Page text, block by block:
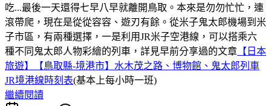
吃...最後一天還得七早八早就離開鳥取。本來是勿勿忙忙，連
滾帶爬，現在是從從容容、遊刃有餘。從米子鬼太郎機場到米
子市區，有兩種選擇，一是利用JR米子空港線，可以搭乘六
種不同鬼太郎人物彩繪的列車，詳見早前分享過的文章 【日本
旅遊】【鳥取縣-境港市】水木茂之路、博物館、鬼太郎列車
JR境港線時刻表(基本上每小時一班)
繼續閱讀